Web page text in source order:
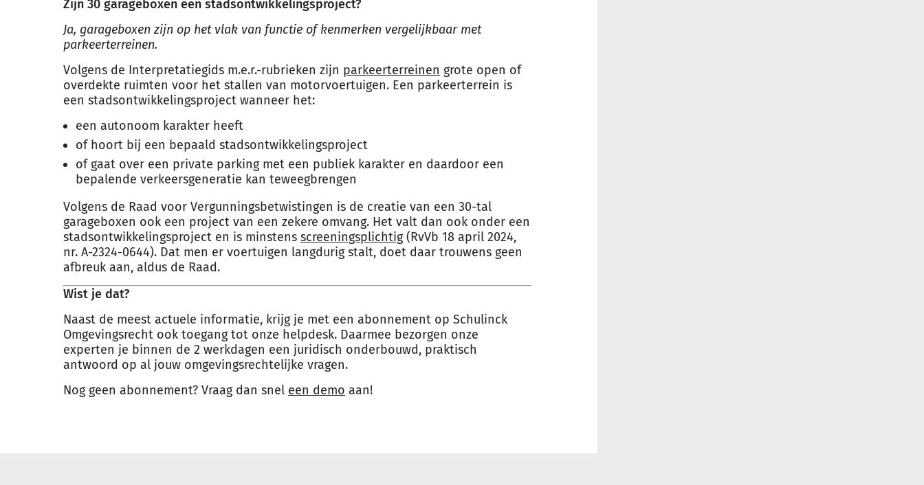
Zijn 30 garageboxen een stadsontwikkelingsproject?
Ja, garageboxen zijn op het vlak van functie of kenmerken vergelijkbaar met
parkeerterreinen.
Volgens de Interpretatiegids m.e.r.-rubrieken zijn parkeerterreinen grote open of
overdekte ruimten voor het stallen van motorvoertuigen. Een parkeerterrein is
een stadsontwikkelingsproject wanneer het:
een autonoom karakter heeft
of hoort bij een bepaald stadsontwikkelingsproject
of gaat over een private parking met een publiek karakter en daardoor een
bepalende verkeersgeneratie kan teweegbrengen
Volgens de Raad voor Vergunningsbetwistingen is de creatie van een 30-tal
garageboxen ook een project van een zekere omvang. Het valt dan ook onder een
stadsontwikkelingsproject en is minstens screeningsplichtig(RvVb 18 april 2024,
nr. A-2324-0644). Dat men er voertuigen langdurig stalt, doet daar trouwens geen
afbreuk aan, aldus de Raad.
Wist je dat?
Naast de meest actuele informatie, krijg je met een abonnement op Schulinck
Omgevingsrecht ook toegang tot onze helpdesk. Daarmee bezorgen onze
experten je binnen de 2 werkdagen een juridisch onderbouwd, praktisch
antwoord op al jouw omgevingsrechtelijke vragen.
Nog geen abonnement? Vraag dan snel een demo aan!